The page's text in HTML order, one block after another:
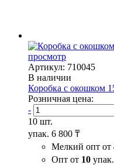
просмотр
Артикул: 710045
В наличии
Коробка с окошком
Розничная цена:
-
10 шт.
упак. 6 800 ₸
Мелкий опт от
Опт от 10